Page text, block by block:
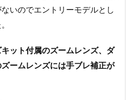
いのでエントリーモデルとし
ット付属のズームレンズ、ダ
ームレンズには手ブレ補正が